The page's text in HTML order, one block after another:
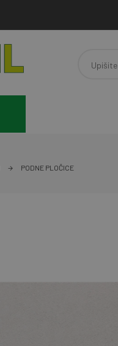
PODNE PLOČICE